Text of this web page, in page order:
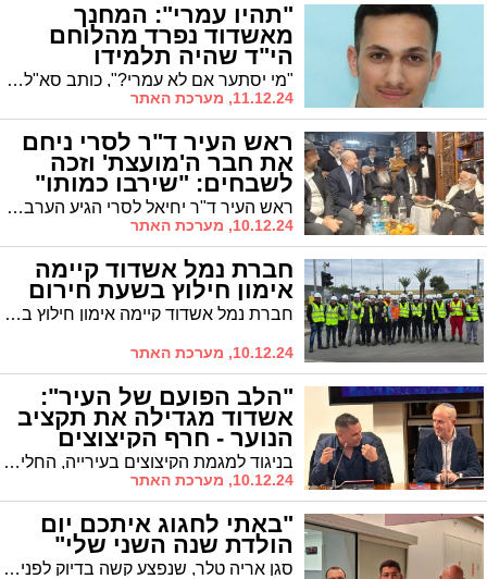
"תהיו עמרי": המחנך
מאשדוד נפרד מהלוחם
הי"ד שהיה תלמידו
"מי יסתער אם לא עמרי?", כותב סא"ל (במיל') מעוז שוורץ בפוסט מרגש לזכר תלמידו, סמל עמרי כהן הי"ד, שנפל בקרב עם מחבלים במרחב ג'באליה. "תלמידים אהובים, תלמדו מעמרי. ברדקיסטים? בסדר. אבל עם מידות. פשוט תהיו עמרי"
11.12.24, מערכת האתר
ראש העיר ד"ר לסרי ניחם
את חבר ה'מועצת' וזכה
לשבחים: "שירבו כמותו"
ראש העיר ד"ר יחיאל לסרי הגיע הערב לניחום אבלים הערב אצל חבר מועצת חכמי התורה מרן רבי שלמה מחפוד שליט"א בבני ברק היושב 'שבעה' על פטירת אחותו הרבנית רינה רצאבי ע"ה. לביקור התלווה חבר מועצת העיר מטעם סיעת ש"ס הרב חיים אמסילי
10.12.24, מערכת האתר
חברת נמל אשדוד קיימה
אימון חילוץ בשעת חירום
חברת נמל אשדוד קיימה אימון חילוץ בשעת חירום. זאת, במסגרת תוכנית ההדרכה הארגונית, במטרה לרענן ולהעמיק את הידע המקצועי של צוות החילוץ בנמל
10.12.24, מערכת האתר
"הלב הפועם של העיר":
אשדוד מגדילה את תקציב
הנוער - חרף הקיצוצים
בניגוד למגמת הקיצוצים בעירייה, החליטה אשדוד להגדיל את תקציב הנוער ב-400 אלף שקלים. ההחלטה התקבלה על רקע קיצוץ רוחבי של 15% בתקציב העירייה והחברות העירוניות.
10.12.24, מערכת האתר
"באתי לחגוג איתכם יום
הולדת שנה השני שלי"
סגן אריה טלר, שנפצע קשה בדיוק לפני שנה במהלך "חרבות ברזל", שב היום לביה"ח הציבורי אסותא אשדוד בדיוק שנה לאחר שפונה אליו. ד״ר זוארץ: ״זכות להילחם על חייהם של אלו שמוכנים להקריב את חייהם עבורנו״